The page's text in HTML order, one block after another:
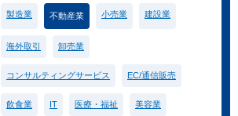
製造業 不動産業 小売業 建設業
海外取引 卸売業
コンサルティングサービス EC/通信販売
飲食業 IT 医療・福祉 美容業